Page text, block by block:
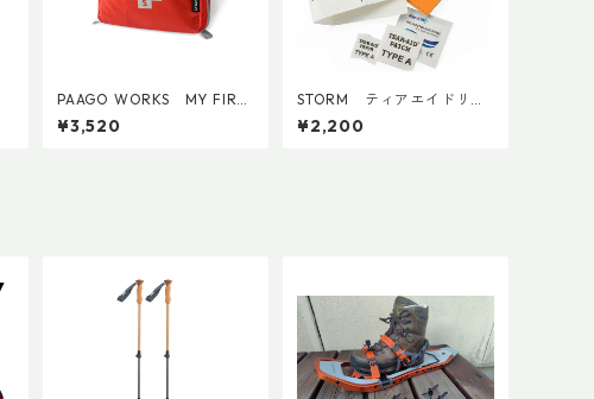
PAAGO WORKS MY FIRST
AID S
¥3,520
STORM ティアエイドリペ
アパッチ
¥2,200